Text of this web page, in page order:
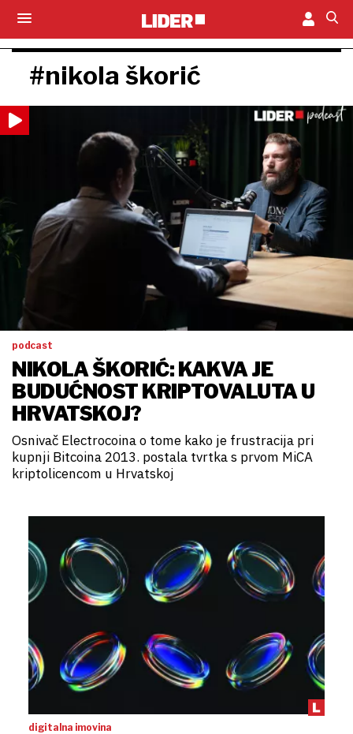
#nikola škorić
podcast
NIKOLA ŠKORIĆ: KAKVA JE
BUDUĆNOST KRIPTOVALUTA U
HRVATSKOJ?
Osnivač Electrocoina o tome kako je frustracija pri
kupnji Bitcoina 2013. postala tvrtka s prvom MiCA
kriptolicencom u Hrvatskoj
digitalna imovina